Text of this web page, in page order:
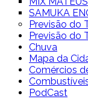
SAMUKA
Previsão do
Previsão do
Chuva
Mapa da
Comércios
PodCast